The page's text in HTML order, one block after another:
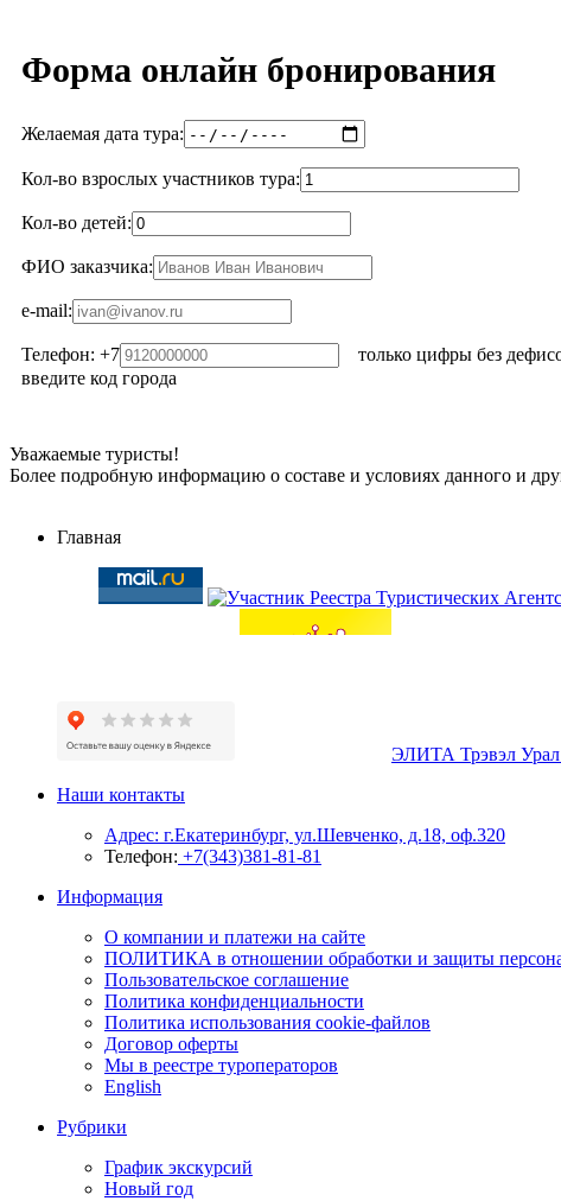
Форма онлайн бронирования
Желаемая дата тура:
Кол-во взрослых участников тура:
Кол-во детей:
ФИО заказчика:
e-mail:
Телефон: +7
только цифры без
введите код города
Уважаемые туристы!
Более подробную информацию о составе и условиях данного и
Главная
ЭЛИТА Трэвэл Урал
Наши контакты
Адрес: г.Екатеринбург, ул.Шевченко, д.18, оф.320
Телефон: +7(343)381-81-81
Информация
О компании и платежи на сайте
ПОЛИТИКА в отношении обработки и защиты
Пользовательское соглашение
Политика конфиденциальности
Политика использования cookie-файлов
Договор оферты
Мы в реестре туроператоров
English
Рубрики
График экскурсий
Новый год